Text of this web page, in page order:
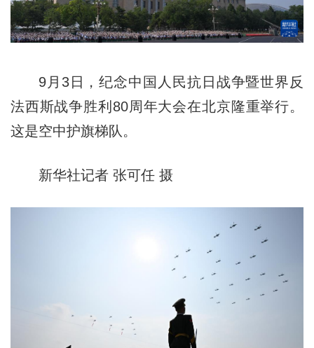
9月3日，纪念中国人民抗日战争暨世界反
法西斯战争胜利80周年大会在北京隆重举行。
这是空中护旗梯队。
新华社记者 张可任 摄